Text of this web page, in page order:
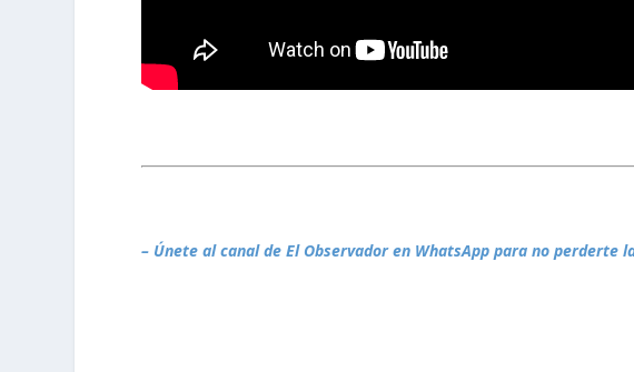
– Únete al canal de El Observador en WhatsApp para no perderte